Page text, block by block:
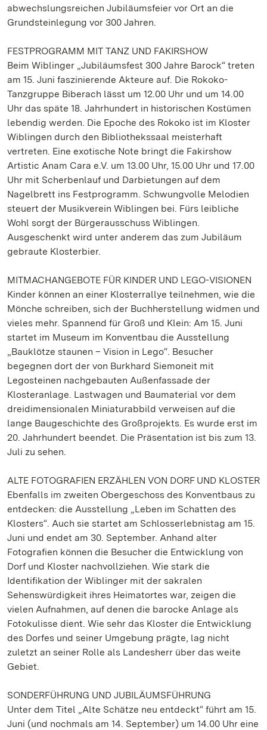
abwechslungsreichen Jubiläumsfeier vor Ort an die
Grundsteinlegung vor 300 Jahren.
FESTPROGRAMM MIT TANZ UND FAKIRSHOW
Beim Wiblinger „Jubiläumsfest 300 Jahre Barock“ treten
am 15. Juni faszinierende Akteure auf. Die Rokoko-
Tanzgruppe Biberach lässt um 12.00 Uhr und um 14.00
Uhr das späte 18. Jahrhundert in historischen Kostümen
lebendig werden. Die Epoche des Rokoko ist im Kloster
Wiblingen durch den Bibliothekssaal meisterhaft
vertreten. Eine exotische Note bringt die Fakirshow
Artistic Anam Cara e.V. um 13.00 Uhr, 15.00 Uhr und 17.00
Uhr mit Scherbenlauf und Darbietungen auf dem
Nagelbrett ins Festprogramm. Schwungvolle Melodien
steuert der Musikverein Wiblingen bei. Fürs leibliche
Wohl sorgt der Bürgerausschuss Wiblingen.
Ausgeschenkt wird unter anderem das zum Jubiläum
gebraute Klosterbier.
MITMACHANGEBOTE FÜR KINDER UND LEGO-VISIONEN
Kinder können an einer Klosterrallye teilnehmen, wie die
Mönche schreiben, sich der Buchherstellung widmen und
vieles mehr. Spannend für Groß und Klein: Am 15. Juni
startet im Museum im Konventbau die Ausstellung
„Bauklötze staunen – Vision in Lego“. Besucher
begegnen dort der von Burkhard Siemoneit mit
Legosteinen nachgebauten Außenfassade der
Klosteranlage. Lastwagen und Baumaterial vor dem
dreidimensionalen Miniaturabbild verweisen auf die
lange Baugeschichte des Großprojekts. Es wurde erst im
20. Jahrhundert beendet. Die Präsentation ist bis zum 13.
Juli zu sehen.
ALTE FOTOGRAFIEN ERZÄHLEN VON DORF UND KLOSTER
Ebenfalls im zweiten Obergeschoss des Konventbaus zu
entdecken: die Ausstellung „Leben im Schatten des
Klosters“. Auch sie startet am Schlosserlebnistag am 15.
Juni und endet am 30. September. Anhand alter
Fotografien können die Besucher die Entwicklung von
Dorf und Kloster nachvollziehen. Wie stark die
Identifikation der Wiblinger mit der sakralen
Sehenswürdigkeit ihres Heimatortes war, zeigen die
vielen Aufnahmen, auf denen die barocke Anlage als
Fotokulisse dient. Wie sehr das Kloster die Entwicklung
des Dorfes und seiner Umgebung prägte, lag nicht
zuletzt an seiner Rolle als Landesherr über das weite
Gebiet.
SONDERFÜHRUNG UND JUBILÄUMSFÜHRUNG
Unter dem Titel „Alte Schätze neu entdeckt“ führt am 15.
Juni (und nochmals am 14. September) um 14.00 Uhr eine